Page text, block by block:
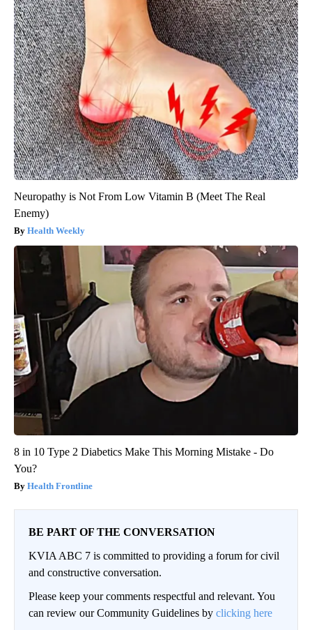
Neuropathy is Not From Low Vitamin B (Meet The Real
Enemy)
Health Weekly
8 in 10 Type 2 Diabetics Make This Morning Mistake - Do
You?
Health Frontline
BE PART OF THE CONVERSATION
KVIA ABC 7 is committed to providing a forum for civil
and constructive conversation.
Please keep your comments respectful and relevant. You
can review our Community Guidelines by clicking here